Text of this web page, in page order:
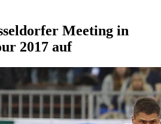
Meeting in
2017 auf